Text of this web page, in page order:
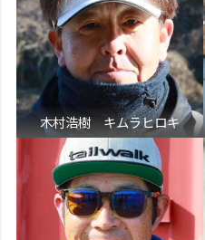
木村浩樹 キムラヒロキ